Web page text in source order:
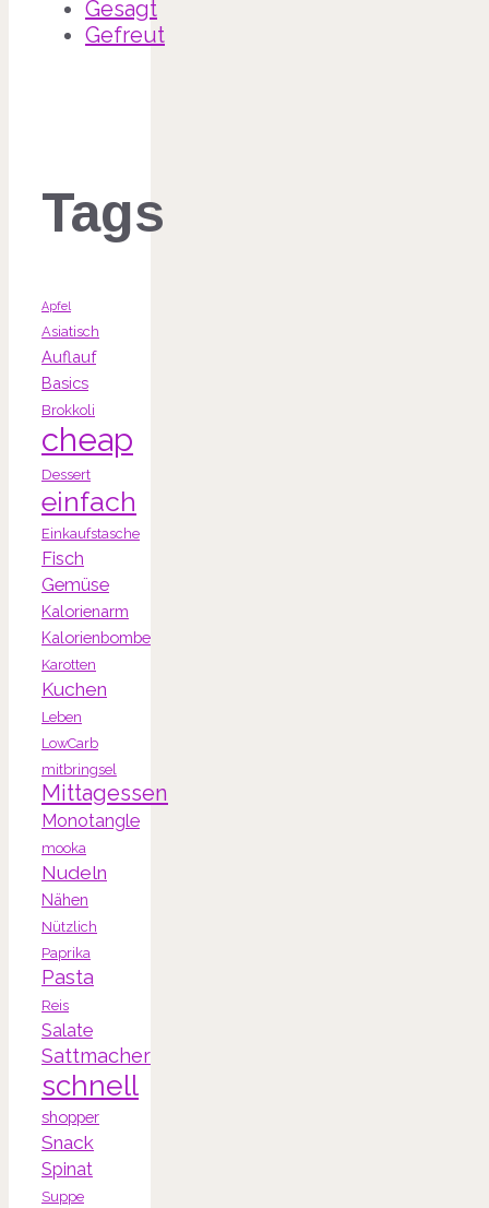
Gesagt
Gefreut
Tags
Apfel
Asiatisch
Auflauf
Basics
Brokkoli
cheap
Dessert
einfach
Einkaufstasche
Fisch
Gemüse
Kalorienarm
Kalorienbombe
Karotten
Kuchen
Leben
LowCarb
mitbringsel
Mittagessen
Monotangle
mooka
Nudeln
Nähen
Nützlich
Paprika
Pasta
Reis
Salate
Sattmacher
schnell
shopper
Snack
Spinat
Suppe